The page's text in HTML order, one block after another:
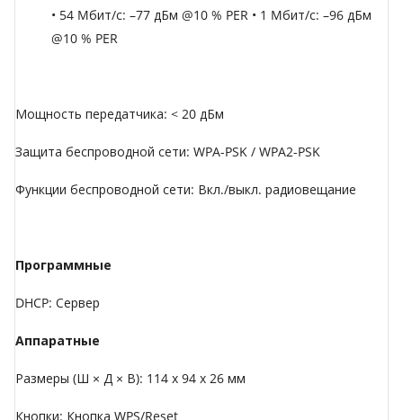
• 54 Mбит/с: –77 дБм @10 % PER • 1 Mбит/с: –96 дБм
@10 % PER
Мощность передатчика: < 20 дБм
Защита беспроводной сети: WPA-PSK / WPA2-PSK
Функции беспроводной сети: Вкл./выкл. радиовещание
Программные
DHCP: Сервер
Аппаратные
Размеры (Ш × Д × В): 114 x 94 x 26 мм
Кнопки: Кнопка WPS/Reset